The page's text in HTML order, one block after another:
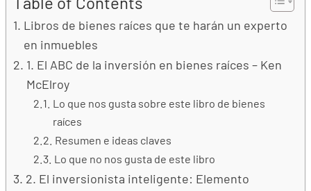
Libros de bienes raíces que te harán un experto
en inmuebles
1. El ABC de la inversión en bienes raíces – Ken
McElroy
Lo que nos gusta sobre este libro de bienes
raíces
Resumen e ideas claves
Lo que no nos gusta de este libro
2. El inversionista inteligente: Elemento